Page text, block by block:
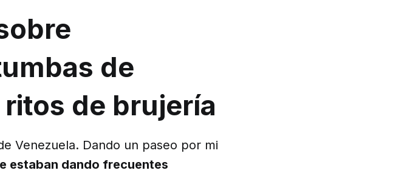
de
de brujería
Venezuela. Dando un paseo por mi
estaban dando frecuentes